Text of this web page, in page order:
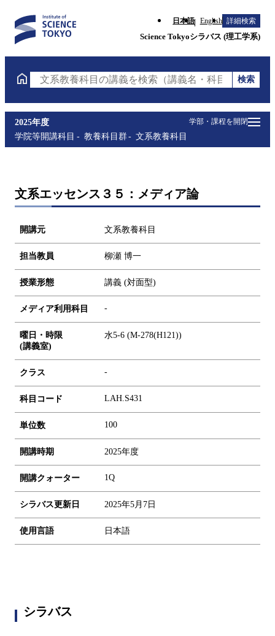
日本語 English 詳細検索
Science Tokyoシラバス (理工学系)
文系教養科目の講義を検索（講義名・科目コード・担
検索
学部・課程を開閉
2025年度
学院等開講科目
教養科目群 文系教養科目
文系エッセンス３５：メディア論
開講元 文系教養科目
担当教員 柳瀬 博一
授業形態 講義 (対面型)
メディア利用科目 -
曜日・時限
(講義室)
水5-6 (M-278(H121))
クラス -
科目コード LAH.S431
単位数 100
開講時期 2025年度
開講クォーター 1Q
シラバス更新日 2025年5月7日
使用言語 日本語
シラバス